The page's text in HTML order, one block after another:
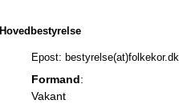
Hovedbestyrelse
Epost: bestyrelse(at)folkekor.dk
Formand:
Vakant